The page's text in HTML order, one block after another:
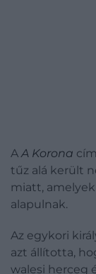
AA Korona
tűz alá került
miatt,
alapulnak.
Az egykori
azt állította,
walesi herceg